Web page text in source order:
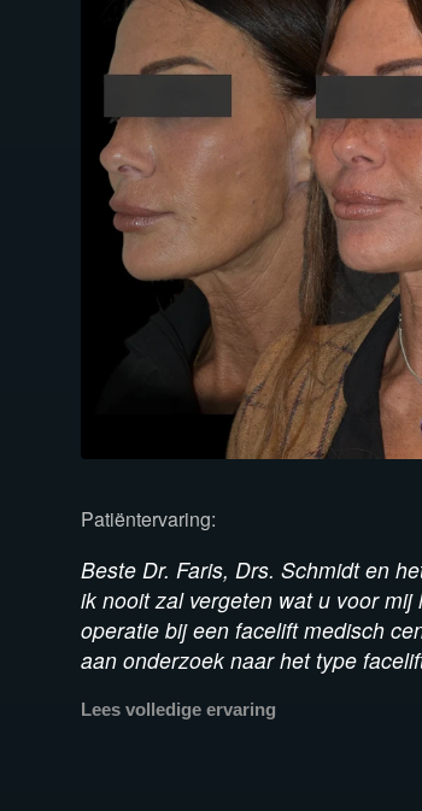
Patiëntervaring:
Beste Dr. Faris, Drs. Schmidt en
ik nooit zal vergeten wat u voor
operatie bij een facelift medisch
aan onderzoek naar het type
Lees volledige ervaring